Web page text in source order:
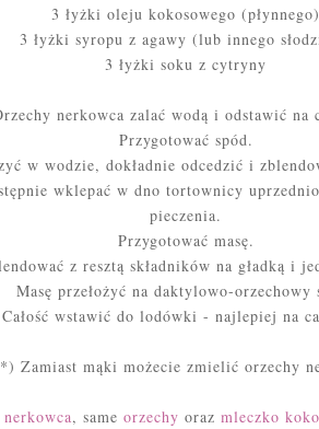
3 łyżki oleju kokosowego (płynnego)
3 łyżki syropu z agawy (lub innego
3 łyżki soku z cytryny
nerkowca zalać wodą i odstawić na
Przygotować spód.
w wodzie, dokładnie odcedzić i
wklepać w dno tortownicy
pieczenia.
Przygotować masę.
z resztą składników na gładką i
Masę przełożyć na daktylowo-orzechowy
Całość wstawić do lodówki - najlepiej na
Zamiast mąki możecie zmielić orzechy
, same orzechy oraz mleczko